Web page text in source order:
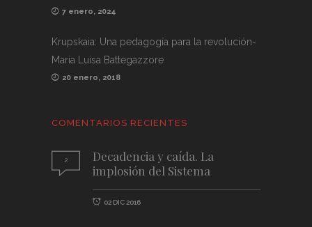
7 enero, 2024
Krupskaia: Una pedagogía para la revolución-
Maria Luisa Battegazzore
20 enero, 2018
COMENTARIOS RECIENTES
2
Decadencia y caída. La
implosión del Sistema
02 DIC 2016